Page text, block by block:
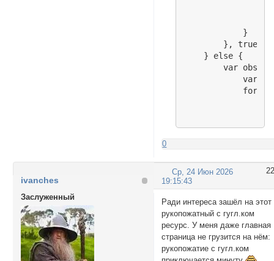
            }
        }, true);
    } else {
var
var
for
                }
        });
    }
})();
</script>
0
22
Ср, 24 Июн 2026
19:15:43
ivanches
Заслуженный
Ради интереса зашёл на этот
рукопожатный с гугл.ком
ресурс. У меня даже главная
страница не грузится на нём:
рукопожатие с гугл.ком